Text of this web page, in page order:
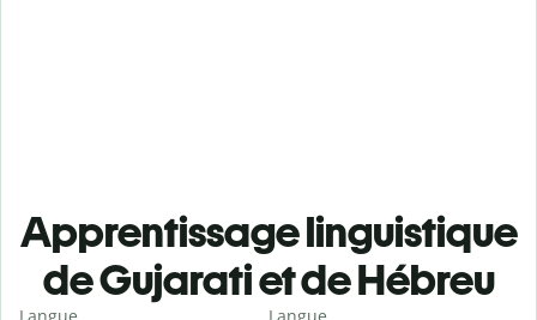
Apprentissage linguistique
de Gujarati et de Hébreu